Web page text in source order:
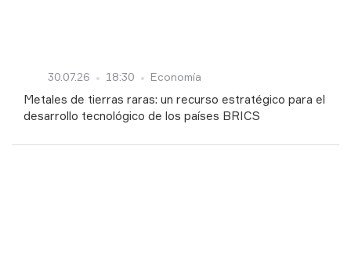
30.07.26 18:30 Economía
Metales de tierras raras: un recurso estratégico para el
desarrollo tecnológico de los países BRICS